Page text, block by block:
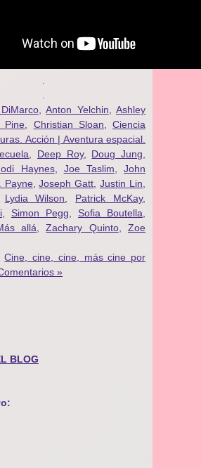
,Anton Yelchin ,Ashley
Pine Christian Sloan ,Ciencia
Acción | Aventura espacial.
Deep Roy, Doug Jung
Haynes, Joe Taslim ,John
Payne,Joseph Gatt ,Justin Lin
Lydia Wilson Patrick McKay,
Simon Pegg Sofia Boutella
allá ,Zachary Quinto,Zoe
Cine, cine, cine, más cine por
»
BLOG